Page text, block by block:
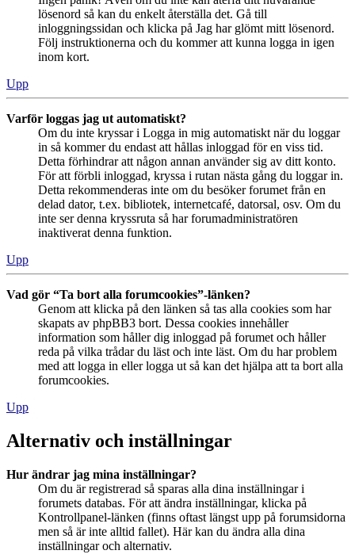
lösenord så kan du enkelt återställa det. Gå till
inloggningssidan och klicka på Jag har glömt mitt lösenord.
Följ instruktionerna och du kommer att kunna logga in igen
inom kort.
Upp
Varför loggas jag ut automatiskt?
Om du inte kryssar i Logga in mig automatiskt när du loggar
in så kommer du endast att hållas inloggad för en viss tid.
Detta förhindrar att någon annan använder sig av ditt konto.
För att förbli inloggad, kryssa i rutan nästa gång du loggar in.
Detta rekommenderas inte om du besöker forumet från en
delad dator, t.ex. bibliotek, internetcafé, datorsal, osv. Om du
inte ser denna kryssruta så har forumadministratören
inaktiverat denna funktion.
Upp
Vad gör “Ta bort alla forumcookies”-länken?
Genom att klicka på den länken så tas alla cookies som har
skapats av phpBB3 bort. Dessa cookies innehåller
information som håller dig inloggad på forumet och håller
reda på vilka trådar du läst och inte läst. Om du har problem
med att logga in eller logga ut så kan det hjälpa att ta bort alla
forumcookies.
Upp
Alternativ och inställningar
Hur ändrar jag mina inställningar?
Om du är registrerad så sparas alla dina inställningar i
forumets databas. För att ändra inställningar, klicka på
Kontrollpanel-länken (finns oftast längst upp på forumsidorna
men så är inte alltid fallet). Här kan du ändra alla dina
inställningar och alternativ.